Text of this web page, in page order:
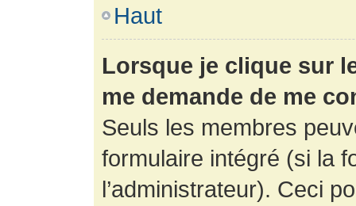
Haut
Lorsque je clique sur
me demande de me
Seuls les membres
formulaire intégré (si la
l’administrateur). Ceci